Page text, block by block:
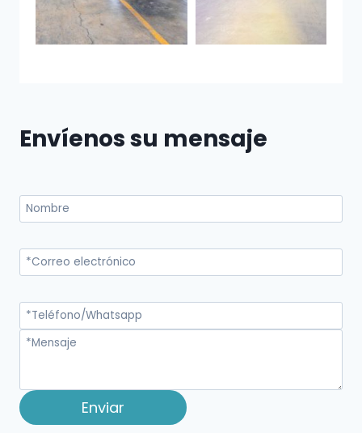
Envíenos su mensaje
Enviar